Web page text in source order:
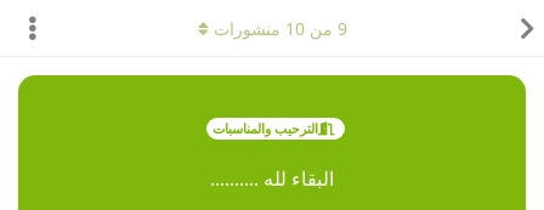
الترحيب والمناسبات
البقاء لله ..........
9 من10 منشورات